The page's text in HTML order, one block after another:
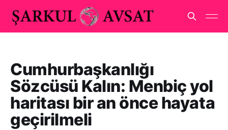
Cumhurbaşkanlığı
Sözcüsü Kalın: Menbiç yol
haritası bir an önce hayata
geçirilmeli